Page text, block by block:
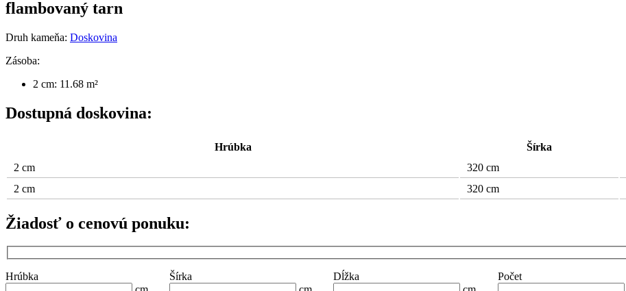
flambovaný tarn
Druh kameňa: Doskovina
Zásoba:
2 cm: 11.68 m²
Dostupná doskovina:
Hrúbka Šírka
2 cm
320 cm
2 cm
320 cm
Žiadosť o cenovú ponuku:
Hrúbka
Šírka
Dĺžka
Počet